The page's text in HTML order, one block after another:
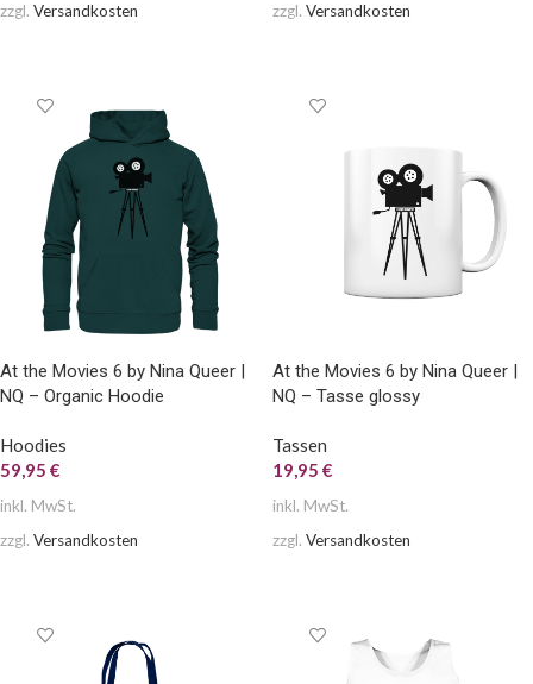
zzgl. Versandkosten
zzgl. Versandkosten
At the Movies 6 by Nina Queer |
NQ – Organic Hoodie
Hoodies
59,95 €
inkl. MwSt.
zzgl. Versandkosten
At the Movies 6 by Nina Queer |
NQ – Tasse glossy
Tassen
19,95 €
inkl. MwSt.
zzgl. Versandkosten